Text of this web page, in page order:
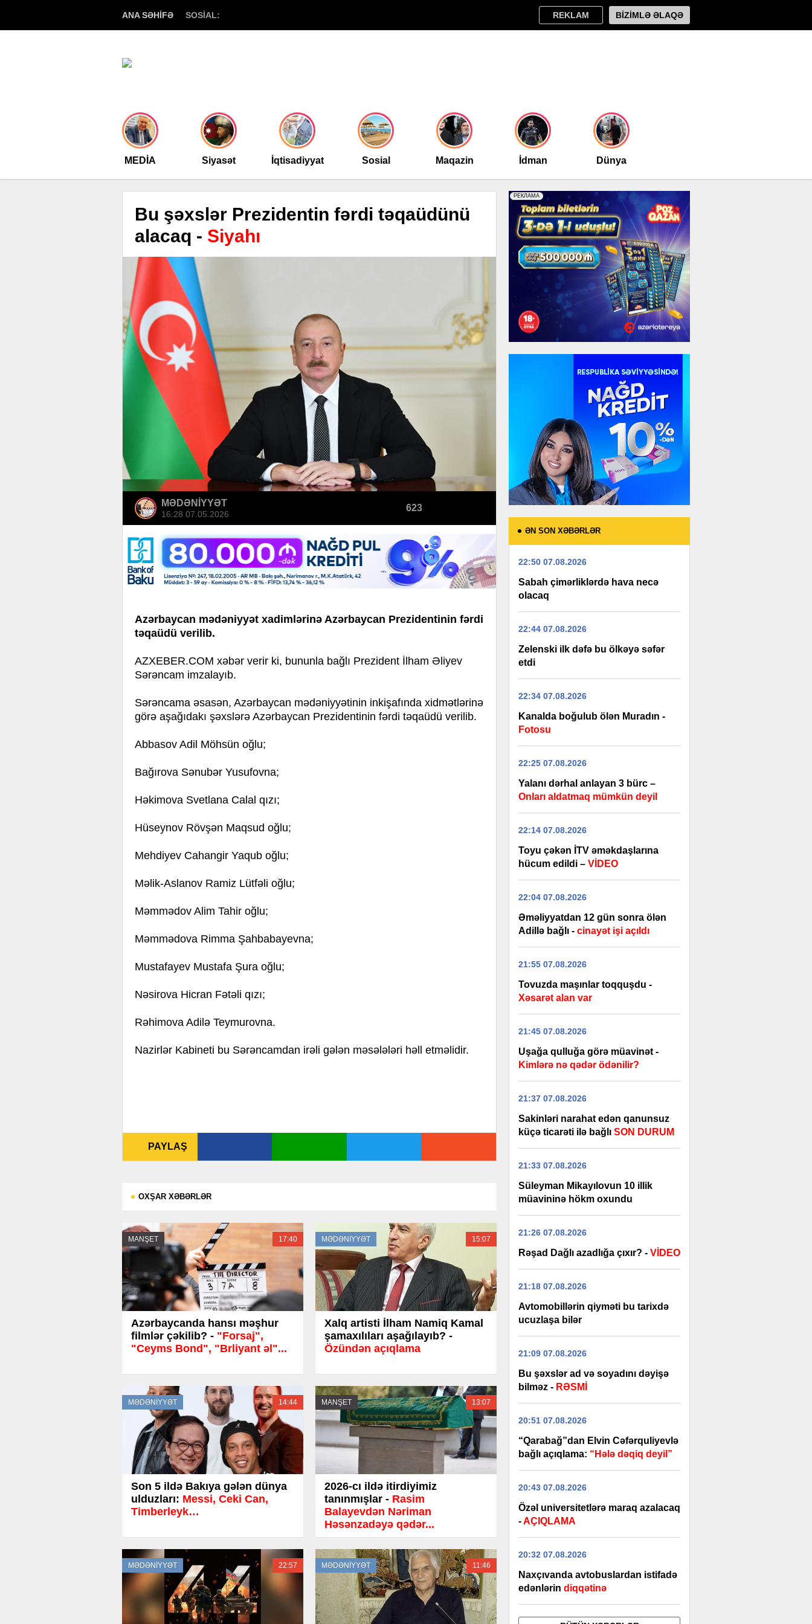
ANA SƏHİFƏ SOSİAL: REKLAM BİZİMLƏ ƏLAQƏ
MEDİA Siyasət İqtisadiyyat Sosial Maqazin İdman Dünya
Bu şəxslər Prezidentin fərdi təqaüdünü
alacaq - Siyahı
MƏDƏNİYYƏT
16:28 07.05.2026
623
Azərbaycan mədəniyyət xadimlərinə Azərbaycan Prezidentinin fərdi
təqaüdü verilib.
AZXEBER.COM xəbər verir ki, bununla bağlı Prezident İlham Əliyev
Sərəncam imzalayıb.
Sərəncama əsasən, Azərbaycan mədəniyyətinin inkişafında xidmətlərinə
görə aşağıdakı şəxslərə Azərbaycan Prezidentinin fərdi təqaüdü verilib.
Abbasov Adil Möhsün oğlu;
Bağırova Sənubər Yusufovna;
Həkimova Svetlana Calal qızı;
Hüseynov Rövşən Maqsud oğlu;
Mehdiyev Cahangir Yaqub oğlu;
Məlik-Aslanov Ramiz Lütfəli oğlu;
Məmmədov Alim Tahir oğlu;
Məmmədova Rimma Şahbabayevna;
Mustafayev Mustafa Şura oğlu;
Nəsirova Hicran Fətəli qızı;
Rəhimova Adilə Teymurovna.
Nazirlər Kabineti bu Sərəncamdan irəli gələn məsələləri həll etməlidir.
PAYLAŞ
OXŞAR XƏBƏRLƏR
MANŞET 17:40
Azərbaycanda hansı məşhur
filmlər çəkilib? - "Forsaj",
"Ceyms Bond", "Brliyant əl"...
MƏDƏNİYYƏT 15:07
Xalq artisti İlham Namiq Kamal
şamaxılıları aşağılayıb? -
Özündən açıqlama
MƏDƏNİYYƏT 14:44
Son 5 ildə Bakıya gələn dünya
ulduzları: Messi, Ceki Can,
Timberleyk…
MANŞET 13:07
2026-cı ildə itirdiyimiz
tanınmışlar - Rasim
Balayevdən Nəriman
Həsənzadəyə qədər...
MƏDƏNİYYƏT 22:57 MƏDƏNİYYƏT 11:46
ƏN SON XƏBƏRLƏR
22:50 07.08.2026
Sabah çimərliklərdə hava necə
olacaq
22:44 07.08.2026
Zelenski ilk dəfə bu ölkəyə səfər
etdi
22:34 07.08.2026
Kanalda boğulub ölən Muradın -
Fotosu
22:25 07.08.2026
Yalanı dərhal anlayan 3 bürc –
Onları aldatmaq mümkün deyil
22:14 07.08.2026
Toyu çəkən İTV əməkdaşlarına
hücum edildi – VİDEO
22:04 07.08.2026
Əməliyyatdan 12 gün sonra ölən
Adillə bağlı - cinayət işi açıldı
21:55 07.08.2026
Tovuzda maşınlar toqquşdu -
Xəsarət alan var
21:45 07.08.2026
Uşağa qulluğa görə müavinət -
Kimlərə nə qədər ödənilir?
21:37 07.08.2026
Sakinləri narahat edən qanunsuz
küçə ticarəti ilə bağlı SON DURUM
21:33 07.08.2026
Süleyman Mikayılovun 10 illik
müavininə hökm oxundu
21:26 07.08.2026
Rəşad Dağlı azadlığa çıxır? - VİDEO
21:18 07.08.2026
Avtomobillərin qiyməti bu tarixdə
ucuzlaşa bilər
21:09 07.08.2026
Bu şəxslər ad və soyadını dəyişə
bilməz - RƏSMİ
20:51 07.08.2026
“Qarabağ”dan Elvin Cəfərquliyevlə
bağlı açıqlama: “Hələ dəqiq deyil”
20:43 07.08.2026
Özəl universitetlərə maraq azalacaq
-AÇIQLAMA
20:32 07.08.2026
Naxçıvanda avtobuslardan istifadə
edənlərin diqqətinə